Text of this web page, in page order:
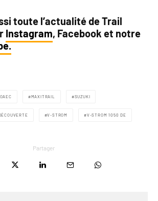
toute l’actualité de Trail
Instagram, Facebook et notre
MAXITRAIL SUZUKI
V-STROM V-STROM 1050 DE
Partager